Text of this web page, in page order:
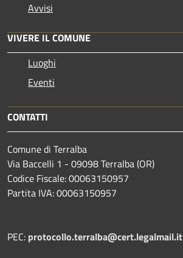
Avvisi
VIVERE IL COMUNE
Luoghi
Eventi
CONTATTI
Comune di Terralba
Via Baccelli 1 - 09098 Terralba (OR)
Codice Fiscale: 00063150957
Partita IVA: 00063150957
PEC: protocollo.terralba@cert.legalmail.it